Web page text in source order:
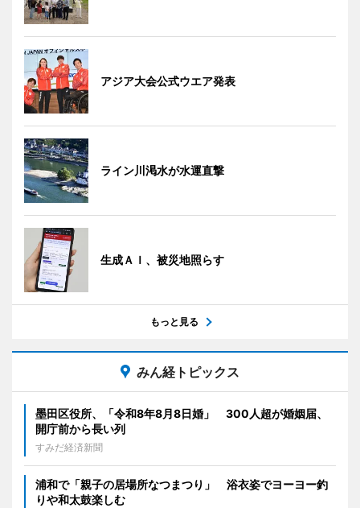
アジア大会公式ウエア発表
ライン川渇水が水運直撃
生成ＡＩ、被災地照らす
もっと見る
みん経トピックス
墨田区役所、「令和8年8月8日婚」 300人超が婚姻届、
開庁前から長い列
すみだ経済新聞
浦和で「親子の居場所なつまつり」 浴衣姿でヨーヨー釣
りや和太鼓楽しむ